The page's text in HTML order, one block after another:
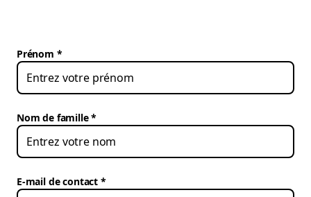
Prénom
Nom de famille
E-mail de contact